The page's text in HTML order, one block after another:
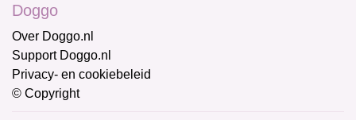
Doggo
Over Doggo.nl
Support Doggo.nl
Privacy- en cookiebeleid
© Copyright